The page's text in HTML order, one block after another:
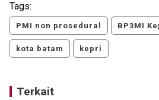
Tags:
PMI non prosedural BP3MI
kota batam kepri
Terkait